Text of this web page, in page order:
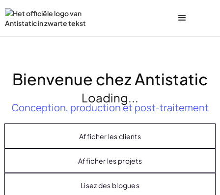
Bienvenue chez Antistatic
Loading...
Conception, production et post-traitement
Afficher les clients
Afficher les projets
Lisez des blogues